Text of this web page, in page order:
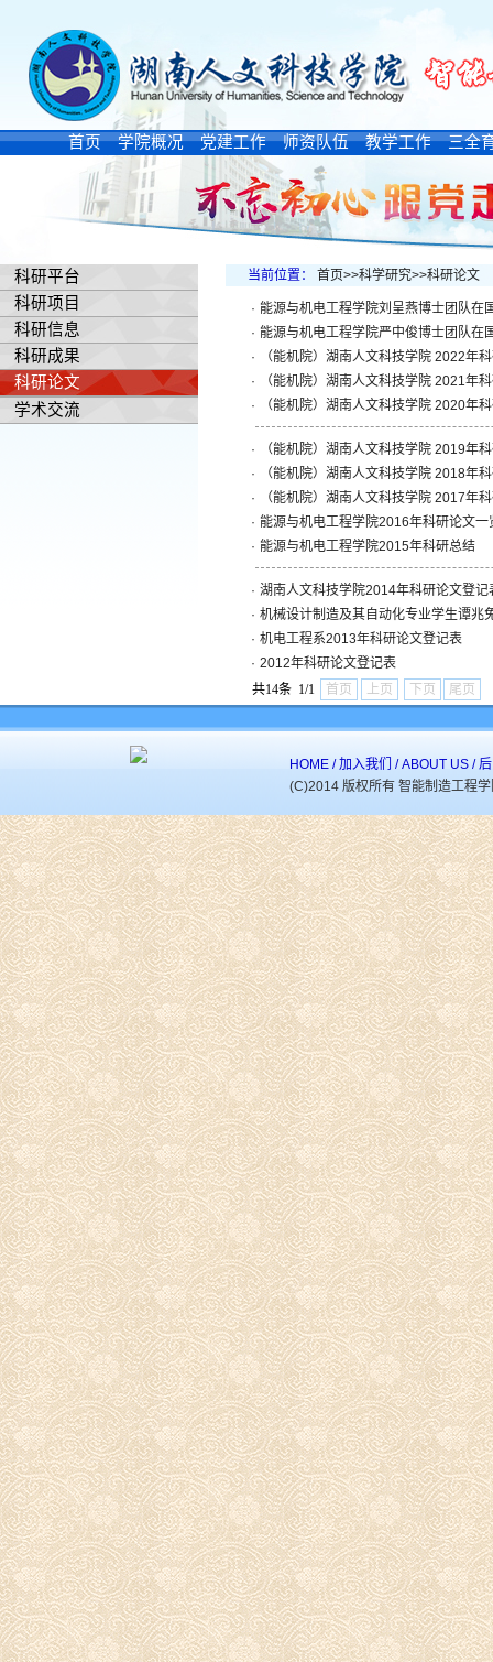
首页 学院概况 党建工作 师资队伍 教学工作 三全
科研平台
科研项目
科研信息
科研成果
科研论文
学术交流
当前位置： 首页>>科学研究>>科研论文
· 能源与机电工程学院刘呈燕博士团队在
· 能源与机电工程学院严中俊博士团队在
·
（能机院）湖南人文科技学院 2022年
·
（能机院）湖南人文科技学院 2021年
·
（能机院）湖南人文科技学院 2020年
·
（能机院）湖南人文科技学院 2019年
·
（能机院）湖南人文科技学院 2018年
·
（能机院）湖南人文科技学院 2017年
· 能源与机电工程学院2016年科研论文一
· 能源与机电工程学院2015年科研总结
· 湖南人文科技学院2014年科研论文登记
· 机械设计制造及其自动化专业学生谭兆
· 机电工程系2013年科研论文登记表
· 2012年科研论文登记表
共14条 1/1
首页 上页 下页 尾页
HOME /加入我们 /ABOUT US /
(C)2014 版权所有 智能制造工程